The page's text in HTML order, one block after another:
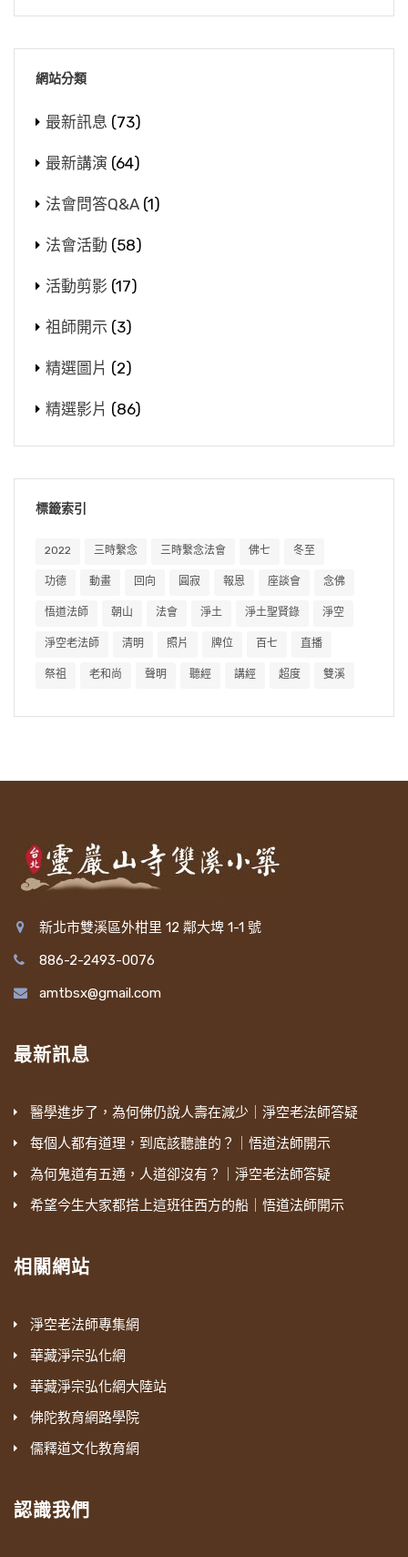
網站分類
最新訊息 (73)
最新講演 (64)
法會問答Q&A (1)
法會活動 (58)
活動剪影 (17)
祖師開示 (3)
精選圖片 (2)
精選影片 (86)
標籤索引
2022 三時繫念 三時繫念法會 佛七 冬至
功德 動畫 回向 圓寂 報恩 座談會 念佛
悟道法師 朝山 法會 淨土 淨土聖賢錄 淨空
淨空老法師 清明 照片 牌位 百七 直播
祭祖 老和尚 聲明 聽經 講經 超度 雙溪
新北市雙溪區外柑里 12 鄰大埤 1-1 號
886-2-2493-0076
amtbsx@gmail.com
最新訊息
醫學進步了，為何佛仍說人壽在減少｜淨空老法師答疑
每個人都有道理，到底該聽誰的？｜悟道法師開示
為何鬼道有五通，人道卻沒有？｜淨空老法師答疑
希望今生大家都搭上這班往西方的船｜悟道法師開示
相關網站
淨空老法師專集網
華藏淨宗弘化網
華藏淨宗弘化網大陸站
佛陀教育網路學院
儒釋道文化教育網
認識我們